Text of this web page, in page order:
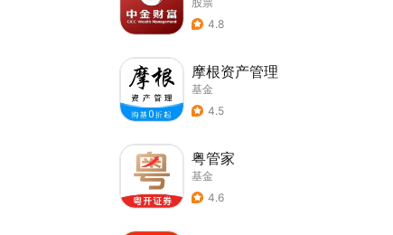
4.8
摩根资产管理
基金
4.5
粤管家
基金
4.6